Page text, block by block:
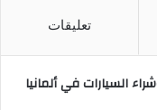
تعليقات